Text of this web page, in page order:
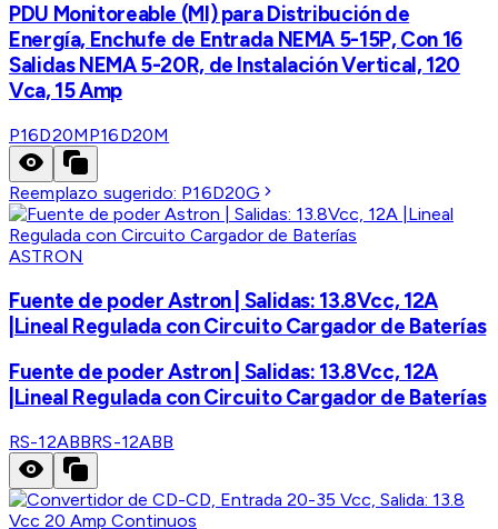
PDU Monitoreable (MI) para Distribución de
Energía, Enchufe de Entrada NEMA 5-15P, Con 16
Salidas NEMA 5-20R, de Instalación Vertical, 120
Vca, 15 Amp
P16D20MP16D20M
Reemplazo sugerido: P16D20G
ASTRON
Fuente de poder Astron | Salidas: 13.8Vcc, 12A
|Lineal Regulada con Circuito Cargador de Baterías
Fuente de poder Astron | Salidas: 13.8Vcc, 12A
|Lineal Regulada con Circuito Cargador de Baterías
RS-12ABBRS-12ABB